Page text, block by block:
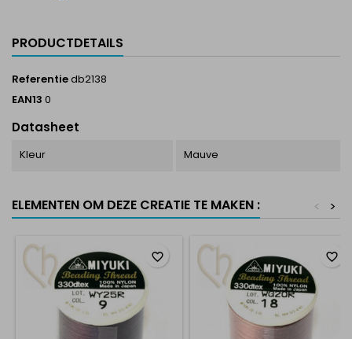
PRODUCTDETAILS
Referentiedb2138
EAN13 0
Datasheet
Kleur Mauve
ELEMENTEN OM DEZE CREATIE TE MAKEN : >
<
favorite_border favorite_border